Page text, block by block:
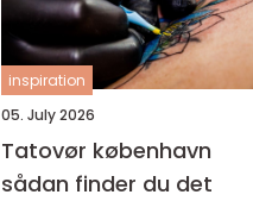
inspiration
05. July 2026
Tatovør københavn
sådan finder du det